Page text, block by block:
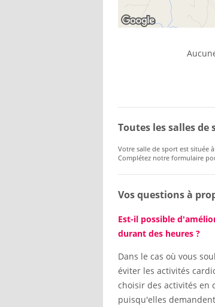
Toutes les salles de
Votre salle de sport est située
Complétez notre formulaire
Vos questions à
Est-il possible
durant des heures ?
Dans le cas où vous
éviter les activités
choisir des activités en
puisqu'elles